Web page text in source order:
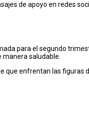
de apoyo en redes
para el segundo
saludable.
enfrentan las